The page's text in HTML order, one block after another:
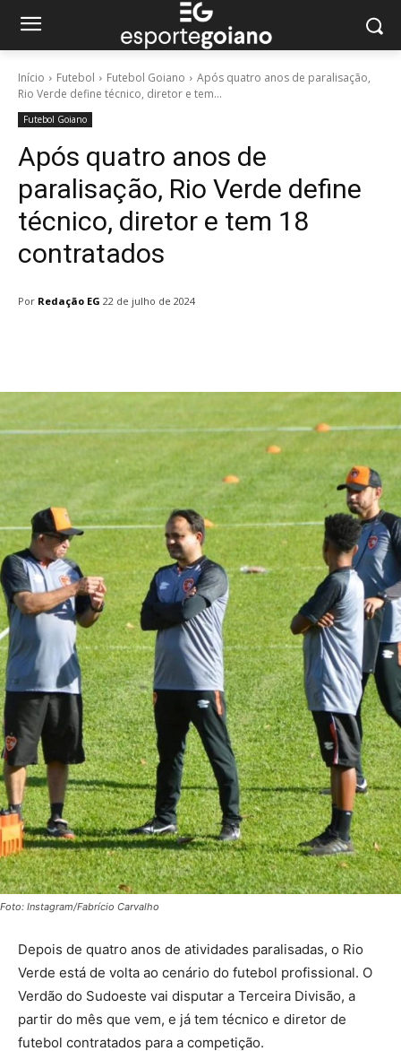
Início Futebol Futebol Goiano
Após quatro anos de paralisação,
Rio Verde define técnico, diretor e tem...
Futebol Goiano
Após quatro anos de
paralisação, Rio Verde define
técnico, diretor e tem 18
contratados
Por Redação EG 22 de julho de 2024
Foto: Instagram/Fabrício Carvalho
Depois de quatro anos de atividades paralisadas, o Rio
Verde está de volta ao cenário do futebol profissional. O
Verdão do Sudoeste vai disputar a Terceira Divisão, a
partir do mês que vem, e já tem técnico e diretor de
futebol contratados para a competição.